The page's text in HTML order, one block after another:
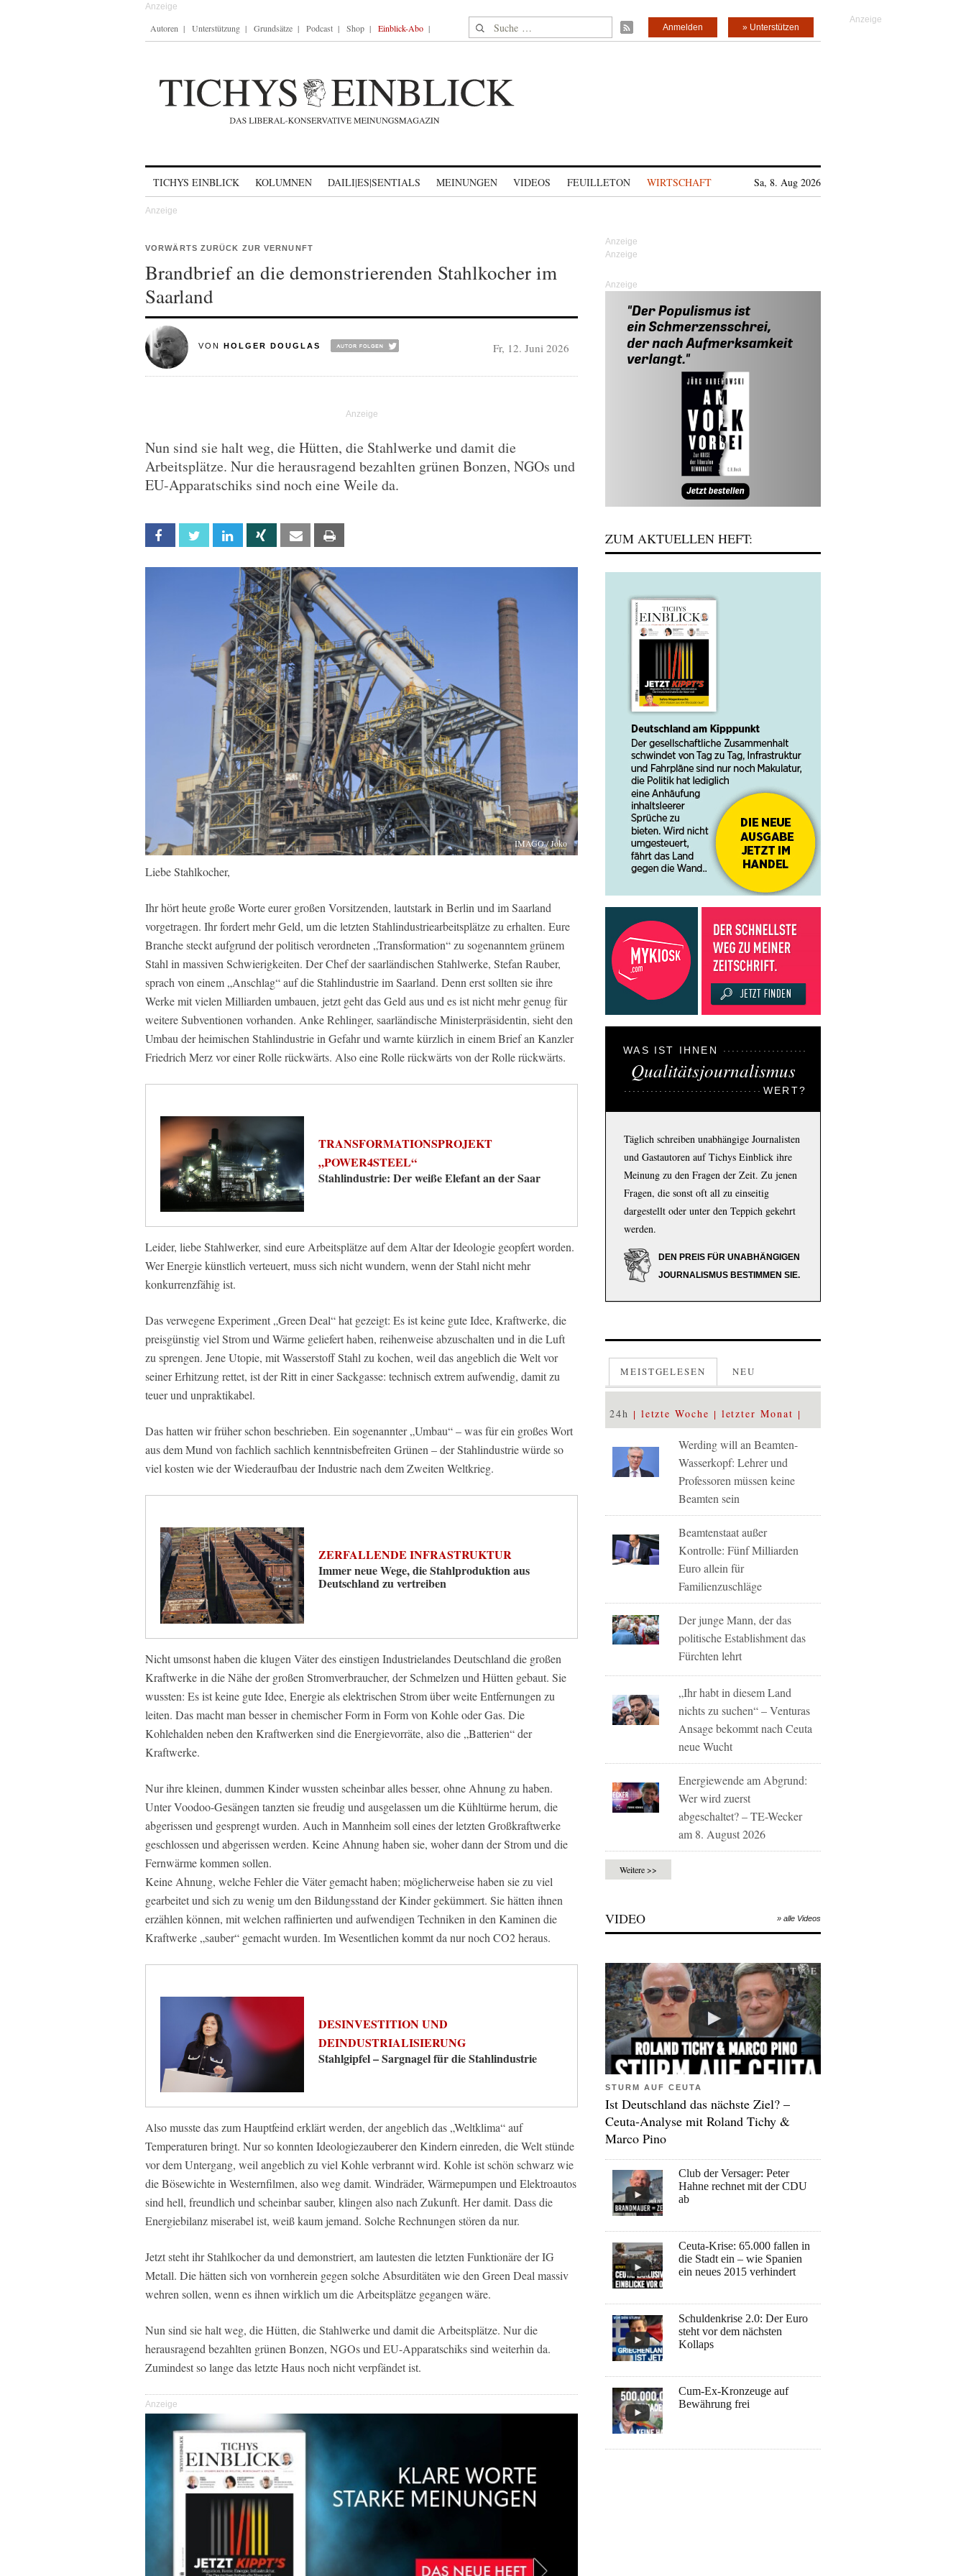
Autoren Unterstützung Grundsätze Podcast Shop Einblick-Abo Suche nach: » Unterstützen
Anmelden
TICHYS EINBLICK KOLUMNEN DAILI|ES|SENTIALS MEINUNGEN VIDEOS FEUILLETON WIRTSCHAFT Sa, 8. Aug 2026
VORWÄRTS ZURÜCK ZUR VERNUNFT
Brandbrief an die demonstrierenden Stahlkocher im
Saarland
VON HOLGER DOUGLAS Fr, 12. Juni 2026
Nun sind sie halt weg, die Hütten, die Stahlwerke und damit die
Arbeitsplätze. Nur die herausragend bezahlten grünen Bonzen, NGOs und
EU-Apparatschiks sind noch eine Weile da.
Facebook Twitter Linkedin Xing Email
IMAGO / Joko
Liebe Stahlkocher,
Ihr hört heute große Worte eurer großen Vorsitzenden, lautstark in Berlin und im Saarland
vorgetragen. Ihr fordert mehr Geld, um die letzten Stahlindustriearbeitsplätze zu erhalten. Eure
Branche steckt aufgrund der politisch verordneten „Transformation“ zu sogenanntem grünem
Stahl in massiven Schwierigkeiten. Der Chef der saarländischen Stahlwerke, Stefan Rauber,
sprach von einem „Anschlag“ auf die Stahlindustrie im Saarland. Denn erst sollten sie ihre
Werke mit vielen Milliarden umbauen, jetzt geht das Geld aus und es ist nicht mehr genug für
weitere Subventionen vorhanden. Anke Rehlinger, saarländische Ministerpräsidentin, sieht den
Umbau der heimischen Stahlindustrie in Gefahr und warnte kürzlich in einem Brief an Kanzler
Friedrich Merz vor einer Rolle rückwärts. Also eine Rolle rückwärts von der Rolle rückwärts.
TRANSFORMATIONSPROJEKT
„POWER4STEEL“
Stahlindustrie: Der weiße Elefant an der Saar
Leider, liebe Stahlwerker, sind eure Arbeitsplätze auf dem Altar der Ideologie geopfert worden.
Wer Energie künstlich verteuert, muss sich nicht wundern, wenn der Stahl nicht mehr
konkurrenzfähig ist.
Das verwegene Experiment „Green Deal“ hat gezeigt: Es ist keine gute Idee, Kraftwerke, die
preisgünstig viel Strom und Wärme geliefert haben, reihenweise abzuschalten und in die Luft
zu sprengen. Jene Utopie, mit Wasserstoff Stahl zu kochen, weil das angeblich die Welt vor
seiner Erhitzung rettet, ist der Ritt in einer Sackgasse: technisch extrem aufwendig, damit zu
teuer und unpraktikabel.
Das hatten wir früher schon beschrieben. Ein sogenannter „Umbau“ – was für ein großes Wort
aus dem Mund von fachlich sachlich kenntnisbefreiten Grünen – der Stahlindustrie würde so
viel kosten wie der Wiederaufbau der Industrie nach dem Zweiten Weltkrieg.
ZERFALLENDE INFRASTRUKTUR
Immer neue Wege, die Stahlproduktion aus
Deutschland zu vertreiben
Nicht umsonst haben die klugen Väter des einstigen Industrielandes Deutschland die großen
Kraftwerke in die Nähe der großen Stromverbraucher, der Schmelzen und Hütten gebaut. Sie
wussten: Es ist keine gute Idee, Energie als elektrischen Strom über weite Entfernungen zu
leiten. Das macht man besser in chemischer Form in Form von Kohle oder Gas. Die
Kohlehalden neben den Kraftwerken sind die Energievorräte, also die „Batterien“ der
Kraftwerke.
Nur ihre kleinen, dummen Kinder wussten scheinbar alles besser, ohne Ahnung zu haben.
Unter Voodoo-Gesängen tanzten sie freudig und ausgelassen um die Kühltürme herum, die
abgerissen und gesprengt wurden. Auch in Mannheim soll eines der letzten Großkraftwerke
geschlossen und abgerissen werden. Keine Ahnung haben sie, woher dann der Strom und die
Fernwärme kommen sollen.
Keine Ahnung, welche Fehler die Väter gemacht haben; möglicherweise haben sie zu viel
gearbeitet und sich zu wenig um den Bildungsstand der Kinder gekümmert. Sie hätten ihnen
erzählen können, mit welchen raffinierten und aufwendigen Techniken in den Kaminen die
Kraftwerke „sauber“ gemacht wurden. Im Wesentlichen kommt da nur noch CO2 heraus.
DESINVESTITION UND
DEINDUSTRIALISIERUNG
Stahlgipfel – Sargnagel für die Stahlindustrie
Also musste das zum Hauptfeind erklärt werden, der angeblich das „Weltklima“ auf
Temperaturen bringt. Nur so konnten Ideologiezauberer den Kindern einreden, die Welt stünde
vor dem Untergang, weil angeblich zu viel Kohle verbrannt wird. Kohle ist schön schwarz wie
die Bösewichte in Westernfilmen, also weg damit. Windräder, Wärmepumpen und Elektroautos
sind hell, freundlich und scheinbar sauber, klingen also nach Zukunft. Her damit. Dass die
Energiebilanz miserabel ist, weiß kaum jemand. Solche Rechnungen stören da nur.
Jetzt steht ihr Stahlkocher da und demonstriert, am lautesten die letzten Funktionäre der IG
Metall. Die hätten sich von vornherein gegen solche Absurditäten wie den Green Deal massiv
wehren sollen, wenn es ihnen wirklich um die Arbeitsplätze gegangen wäre.
Nun sind sie halt weg, die Hütten, die Stahlwerke und damit die Arbeitsplätze. Nur die
herausragend bezahlten grünen Bonzen, NGOs und EU-Apparatschiks sind weiterhin da.
Zumindest so lange das letzte Haus noch nicht verpfändet ist.
Anzeige
Anzeige
ZUM AKTUELLEN HEFT:
WAS IST IHNEN
Qualitätsjournalismus
WERT?
Täglich schreiben unabhängige Journalisten
und Gastautoren auf Tichys Einblick ihre
Meinung zu den Fragen der Zeit. Zu jenen
Fragen, die sonst oft all zu einseitig
dargestellt oder unter den Teppich gekehrt
werden.
DEN PREIS FÜR UNABHÄNGIGEN
JOURNALISMUS BESTIMMEN SIE.
MEISTGELESEN NEU
24h letzte Woche letzter Monat
Werding will an Beamten-
Wasserkopf: Lehrer und
Professoren müssen keine
Beamten sein
Beamtenstaat außer
Kontrolle: Fünf Milliarden
Euro allein für
Familienzuschläge
Der junge Mann, der das
politische Establishment das
Fürchten lehrt
„Ihr habt in diesem Land
nichts zu suchen“ – Venturas
Ansage bekommt nach Ceuta
neue Wucht
Energiewende am Abgrund:
Wer wird zuerst
abgeschaltet? – TE-Wecker
am 8. August 2026
Weitere >>
VIDEO » alle Videos
STURM AUF CEUTA
Ist Deutschland das nächste Ziel? –
Ceuta-Analyse mit Roland Tichy &
Marco Pino
Club der Versager: Peter
Hahne rechnet mit der CDU
ab
Ceuta-Krise: 65.000 fallen in
die Stadt ein – wie Spanien
ein neues 2015 verhindert
Schuldenkrise 2.0: Der Euro
steht vor dem nächsten
Kollaps
Cum-Ex-Kronzeuge auf
Bewährung frei